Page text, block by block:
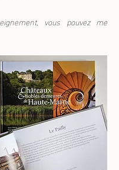
vous pouvez me